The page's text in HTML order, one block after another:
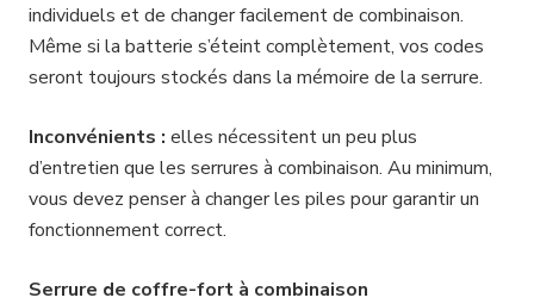
individuels et de changer facilement de combinaison.
Même si la batterie s’éteint complètement, vos codes
seront toujours stockés dans la mémoire de la serrure.
Inconvénients : elles nécessitent un peu plus
d’entretien que les serrures à combinaison. Au minimum,
vous devez penser à changer les piles pour garantir un
fonctionnement correct.
Serrure de coffre-fort à combinaison